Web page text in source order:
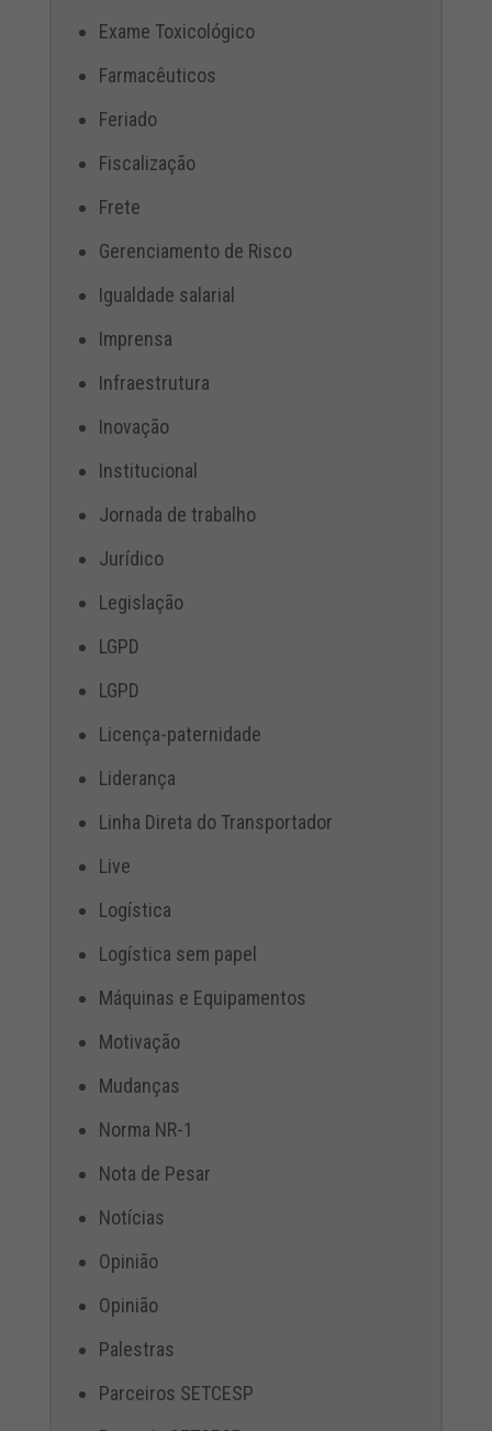
Exame Toxicológico
Farmacêuticos
Feriado
Fiscalização
Frete
Gerenciamento de Risco
Igualdade salarial
Imprensa
Infraestrutura
Inovação
Institucional
Jornada de trabalho
Jurídico
Legislação
LGPD
LGPD
Licença-paternidade
Liderança
Linha Direta do Transportador
Live
Logística
Logística sem papel
Máquinas e Equipamentos
Motivação
Mudanças
Norma NR-1
Nota de Pesar
Notícias
Opinião
Opinião
Palestras
Parceiros SETCESP